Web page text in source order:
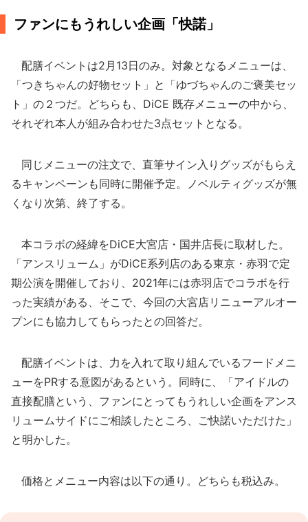
ファンにもうれしい企画「快諾」
配膳イベントは2月13日のみ。対象となるメニューは、
「つきちゃんの好物セット」と「ゆづちゃんのご褒美セッ
ト」の２つだ。どちらも、DiCE 既存メニューの中から、
それぞれ本人が組み合わせた3点セットとなる。
同じメニューの注文で、直筆サイン入りグッズがもらえ
るキャンペーンも同時に開催予定。ノベルティグッズが無
くなり次第、終了する。
本コラボの経緯をDiCE大宮店・国井店長に取材した。
「アンスリューム」がDiCE系列店のある東京・赤羽で定
期公演を開催しており、2021年には赤羽店でコラボを行
った実績がある、そこで、今回の大宮店リニューアルオー
プンにも協力してもらったとの回答だ。
配膳イベントは、力を入れて取り組んでいるフードメニ
ューをPRする意図があるという。同時に、「アイドルの
直接配膳という、ファンにとってもうれしい企画をアンス
リュームサイドにご相談したところ、ご快諾いただけた」
と明かした。
価格とメニュー内容は以下の通り。どちらも税込み。